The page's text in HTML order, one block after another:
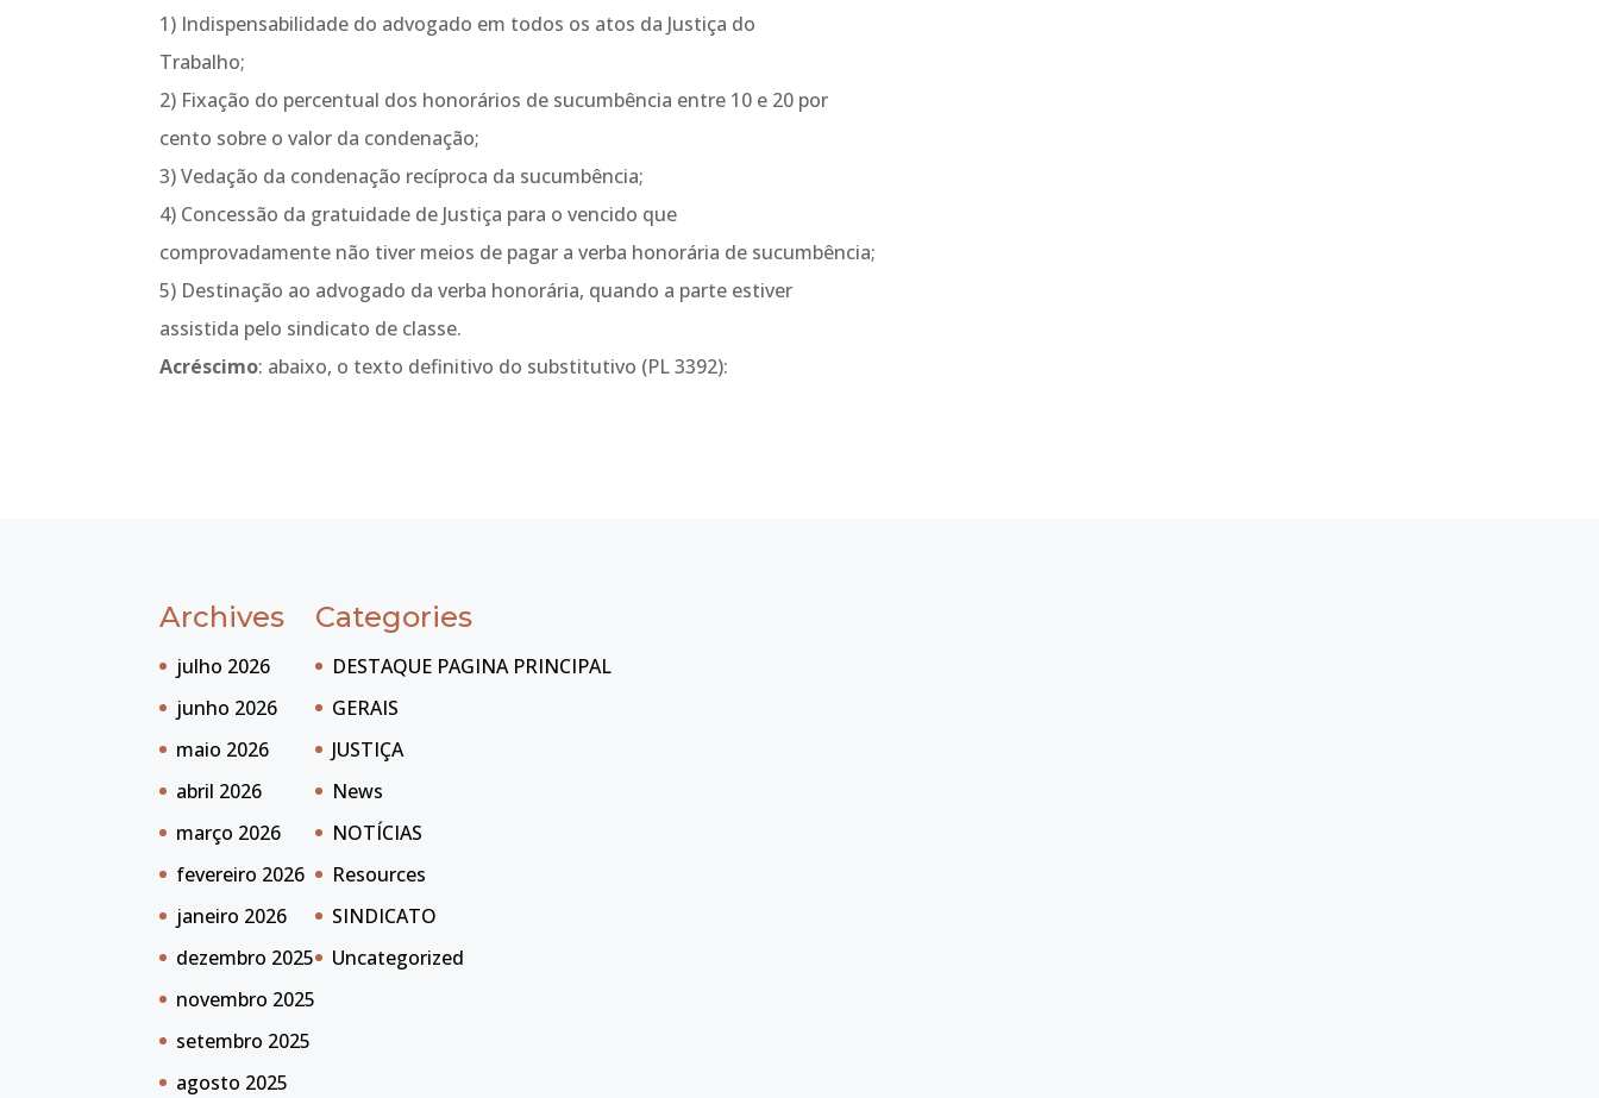
1) Indispensabilidade do advogado em todos os atos da Justiça do
Trabalho;
2) Fixação do percentual dos honorários de sucumbência entre 10 e 20 por
cento sobre o valor da condenação;
3) Vedação da condenação recíproca da sucumbência;
4) Concessão da gratuidade de Justiça para o vencido que
comprovadamente não tiver meios de pagar a verba honorária de sucumbência;
5) Destinação ao advogado da verba honorária, quando a parte estiver
assistida pelo sindicato de classe.
Acréscimo: abaixo, o texto definitivo do substitutivo (PL 3392):
Archives
julho 2026
junho 2026
maio 2026
abril 2026
março 2026
fevereiro 2026
janeiro 2026
dezembro 2025
novembro 2025
setembro 2025
agosto 2025
Categories
DESTAQUE PAGINA PRINCIPAL
GERAIS
JUSTIÇA
News
NOTÍCIAS
Resources
SINDICATO
Uncategorized